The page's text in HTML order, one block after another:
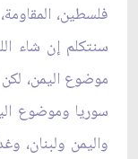
فلسطين،
سنتكلم إن شاء
موضوع اليمن،
سوريا وموضوع
واليمن ولبنان،